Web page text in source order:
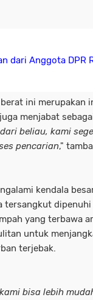
dari Anggota DPR
ini merupakan
menjabat
beliau, kami
pencarian,"
kendala
tersangkut
yang terbawa
untuk
terjebak.
bisa lebih